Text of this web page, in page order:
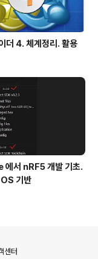
더 4. 체계정리. 활용
nRF5 개발 기초.
기반
센터